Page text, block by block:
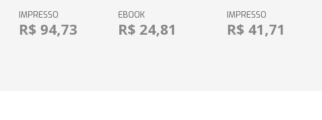
IMPRESSO
R$ 94,73
EBOOK
R$ 24,81
IMPRESSO
R$ 41,71